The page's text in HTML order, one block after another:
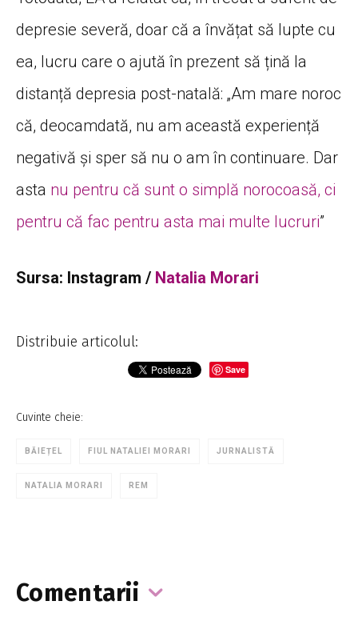
depresie severă, doar că a învățat să lupte cu
ea, lucru care o ajută în prezent să țină la
distanță depresia post-natală: „Am mare noroc
că, deocamdată, nu am această experiență
negativă și sper să nu o am în continuare. Dar
asta nu pentru că sunt o simplă norocoasă, ci
pentru că fac pentru asta mai multe lucruri”
Sursa: Instagram / Natalia Morari
Distribuie articolul:
Save
Cuvinte cheie:
BĂIEȚEL FIUL NATALIEI MORARI JURNALISTĂ
NATALIA MORARI REM
Comentarii